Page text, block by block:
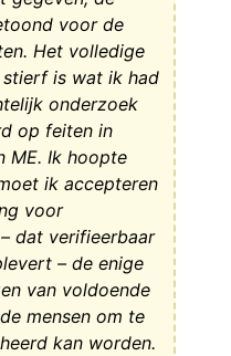
voor de
Het volledige
stierf is wat ik had
onderzoek
op feiten in
ME. Ik hoopte
ik accepteren
voor
dat verifieerbaar
– de enige
van voldoende
mensen om te
kan worden.